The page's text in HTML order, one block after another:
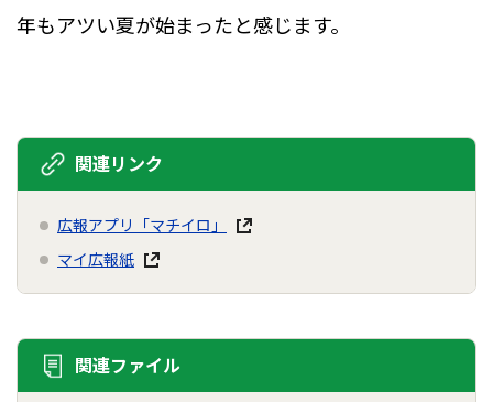
年もアツい夏が始まったと感じます。
関連リンク
広報アプリ「マチイロ」
マイ広報紙
関連ファイル